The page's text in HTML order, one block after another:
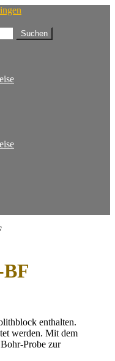
Suchen
enthalten.
werden. Mit dem
Probe zur